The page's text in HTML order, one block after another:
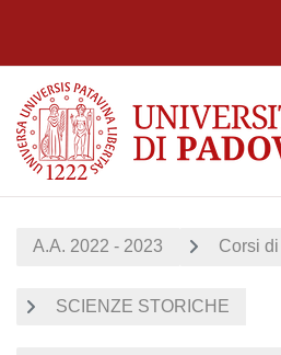
A.A. 2022 - 2023 Corsi
SCIENZE STORICHE